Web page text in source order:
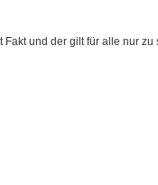
Fakt und der gilt für alle nur